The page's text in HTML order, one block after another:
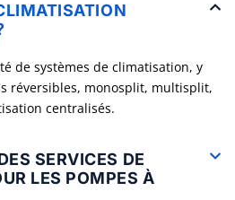
de systèmes de climatisation, y
réversibles, monosplit, multisplit,
centralisés.
SERVICES DE
LES POMPES À